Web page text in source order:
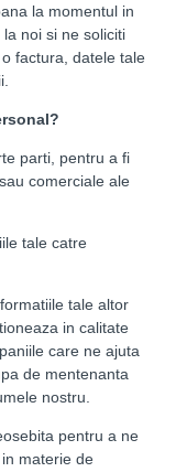
la momentul in
noi si ne soliciti
factura, datele tale
parti, pentru a fi
comerciale ale
tale catre
tale altor
in calitate
care ne ajuta
de mentenanta
nostru.
pentru a ne
materie de